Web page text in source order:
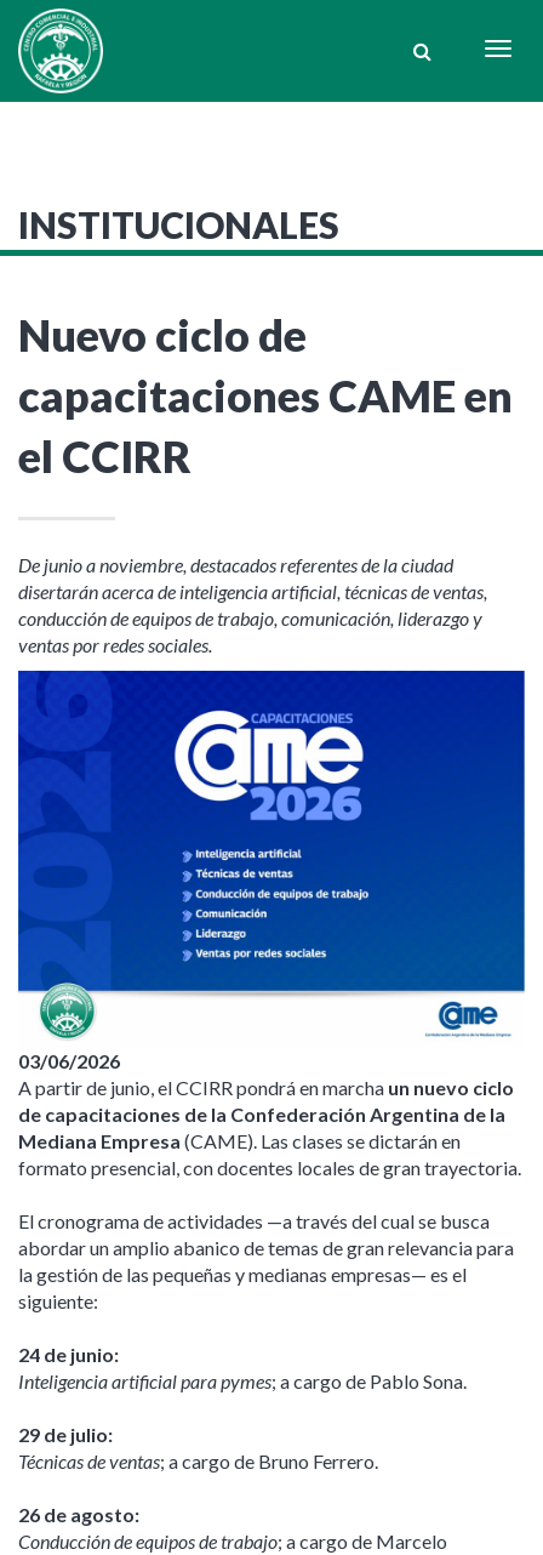
INSTITUCIONALES
Nuevo ciclo de
capacitaciones CAME en
el CCIRR
De junio a noviembre, destacados referentes de la ciudad
disertarán acerca de inteligencia artificial, técnicas de ventas,
conducción de equipos de trabajo, comunicación, liderazgo y
ventas por redes sociales.
03/06/2026
A partir de junio, el CCIRR pondrá en marcha un nuevo ciclo
de capacitaciones de la Confederación Argentina de la
Mediana Empresa (CAME). Las clases se dictarán en
formato presencial, con docentes locales de gran trayectoria.
El cronograma de actividades —a través del cual se busca
abordar un amplio abanico de temas de gran relevancia para
la gestión de las pequeñas y medianas empresas— es el
siguiente:
24 de junio:
Inteligencia artificial para pymes; a cargo de Pablo Sona.
29 de julio:
Técnicas de ventas; a cargo de Bruno Ferrero.
26 de agosto:
Conducción de equipos de trabajo; a cargo de Marcelo